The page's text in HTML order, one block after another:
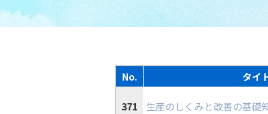
リーダーシップ開発
新人・若手社員育成
No. タイ
371 生産のしくみと改善の基礎